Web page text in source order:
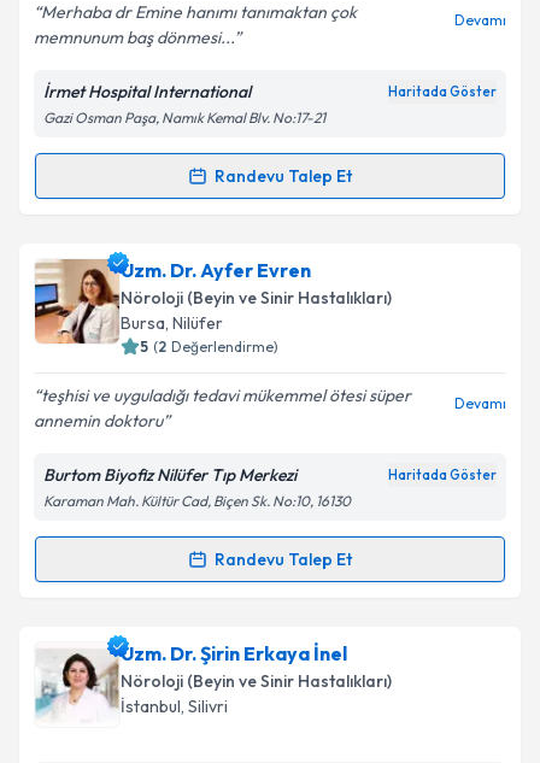
Kişisel verilerimin işlenmesine ilişkin
Aydınlatma
Metni'ni okudum ve kişisel verilerimin belirtilen
kapsamda işlenmesini kabul ediyorum.
Merhaba dr Emine hanımı tanımaktan çok
memnunum baş dönmesi...
Devamı
İrmet Hospital International Haritada Göster
Gazi Osman Paşa, Namık Kemal Blv. No:17-21
Randevu Talep Et
Randevu Takvimi Talebi
Uzm. Dr. Emine Mercan Sakar
talebi oluşturun. Size bu uzmandan randevu almanız
için bir takvim hazırlandığında e-posta ile
bilgilendireceğiz.
E-posta Adresiniz
Kişisel verilerimin işlenmesine ilişkin
Metni'ni okudum ve kişisel verilerimin belirtilen
kapsamda işlenmesini kabul ediyorum.
Uzm. Dr. Ayfer Evren
Nöroloji (Beyin ve Sinir Hastalıkları)
Bursa, Nilüfer
5 (2 Değerlendirme)
teşhisi ve uyguladığı tedavi mükemmel ötesi süper
annemin doktoru
Devamı
Burtom Biyofiz Nilüfer Tıp Merkezi Haritada Göster
Karaman Mah. Kültür Cad, Biçen Sk. No:10, 16130
Randevu Talep Et
Randevu Takvimi Talebi
Uzm. Dr. Ayfer Evreniçin randevu takvimi talebi
oluşturun. Size bu uzmandan randevu almanız için bir
takvim hazırlandığında e-posta ile bilgilendireceğiz.
Uzm. Dr. Şirin Erkaya İnel
Nöroloji (Beyin ve Sinir Hastalıkları)
İstanbul, Silivri